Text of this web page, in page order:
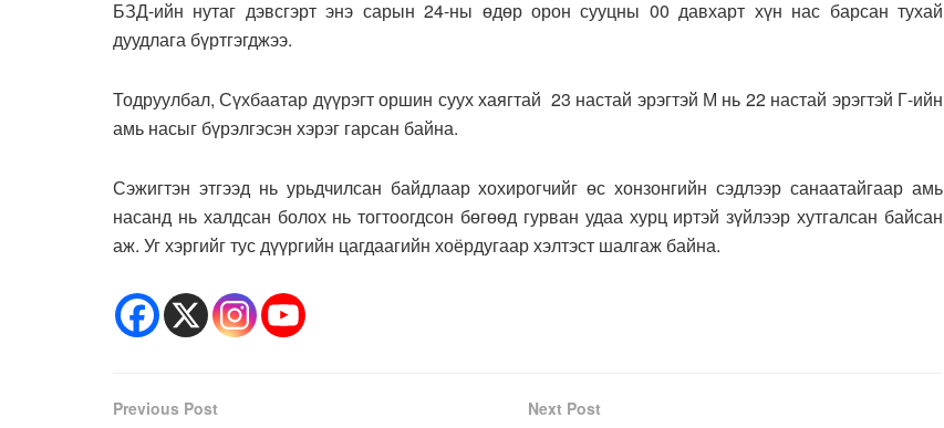
БЗД-ийн нутаг дэвсгэрт энэ сарын 24-ны өдөр орон сууцны 00 давхарт хүн нас барсан тухай
дуудлага бүртгэгджээ.
Тодруулбал, Сүхбаатар дүүрэгт оршин суух хаягтай 23 настай эрэгтэй М нь 22 настай эрэгтэй Г-ийн
амь насыг бүрэлгэсэн хэрэг гарсан байна.
Сэжигтэн этгээд нь урьдчилсан байдлаар хохирогчийг өс хонзонгийн сэдлээр санаатайгаар амь
насанд нь халдсан болох нь тогтоогдсон бөгөөд гурван удаа хурц иртэй зүйлээр хутгалсан байсан
аж. Уг хэргийг тус дүүргийн цагдаагийн хоёрдугаар хэлтэст шалгаж байна.
Previous Post Next Post